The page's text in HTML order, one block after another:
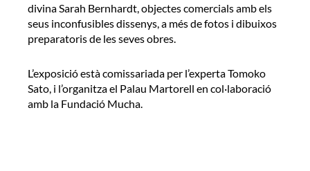
divina Sarah Bernhardt, objectes comercials amb els
seus inconfusibles dissenys, a més de fotos i dibuixos
preparatoris de les seves obres.
L’exposició està comissariada per l’experta Tomoko
Sato, i l’organitza el Palau Martorell en col·laboració
amb la Fundació Mucha.